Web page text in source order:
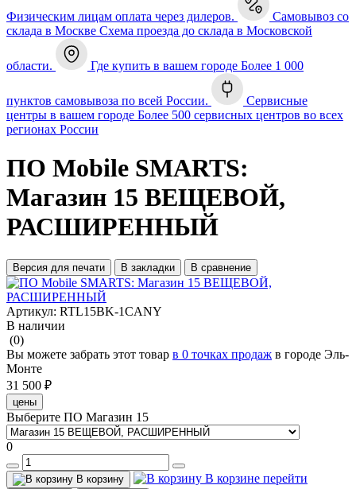
Физическим лицам оплата через дилеров.
Самовывоз со
склада в Москве Схема проезда до склада в Московской
области. Где купить в вашем городе Более 1 000
пунктов самовывоза по всей России.
Сервисные
центры в вашем городе Более 500 сервисных центров во всех
регионах России
ПО Mobile SMARTS:
Магазин 15 ВЕЩЕВОЙ,
РАСШИРЕННЫЙ
Версия для печати В закладки В сравнение
Артикул: RTL15BK-1CANY
В наличии
(0)
Вы можете забрать этот товар в 0 точках продаж в городе Эль-
Монте
31 500 ₽
цены
Выберите ПО Магазин 15
0
В корзину В корзине перейти